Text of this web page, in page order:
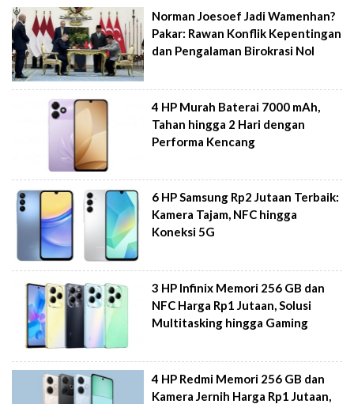
Norman Joesoef Jadi Wamenhan?
Pakar: Rawan Konflik Kepentingan
dan Pengalaman Birokrasi Nol
4 HP Murah Baterai 7000 mAh,
Tahan hingga 2 Hari dengan
Performa Kencang
6 HP Samsung Rp2 Jutaan Terbaik:
Kamera Tajam, NFC hingga
Koneksi 5G
3 HP Infinix Memori 256 GB dan
NFC Harga Rp1 Jutaan, Solusi
Multitasking hingga Gaming
4 HP Redmi Memori 256 GB dan
Kamera Jernih Harga Rp1 Jutaan,